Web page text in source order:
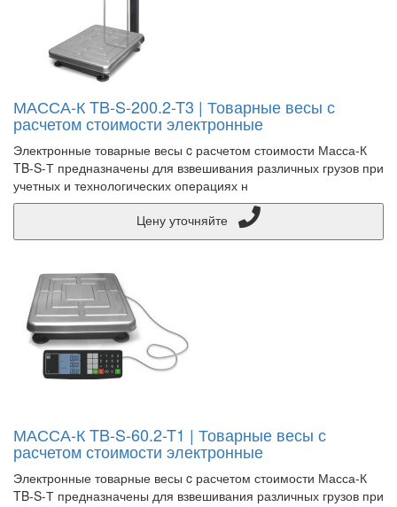
МАССА-К TB-S-200.2-T3 | Товарные весы с
расчетом стоимости электронные
Электронные товарные весы c расчетом стоимости Масса-К
TB-S-Т предназначены для взвешивания различных грузов при
учетных и технологических операциях н
МАССА-К TB-S-60.2-T1 | Товарные весы с
расчетом стоимости электронные
Электронные товарные весы c расчетом стоимости Масса-К
TB-S-Т предназначены для взвешивания различных грузов при